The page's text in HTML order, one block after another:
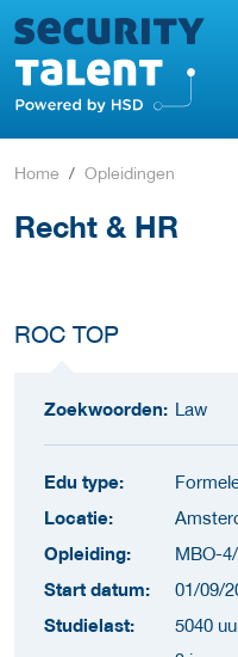
Home Opleidingen
Recht & HR
ROC TOP
Zoekwoorden: Law
Edu type:
Locatie:
Opleiding:
MBO-
Start datum:
01/09/
Studielast:
5040